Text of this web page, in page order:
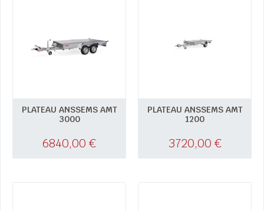
PLATEAU ANSSEMS AMT
3000
6840,00 €
PLATEAU ANSSEMS AMT
1200
3720,00 €